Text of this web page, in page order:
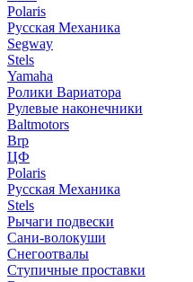
Polaris
Русская Механика
Segway
Stels
Yamaha
Ролики Вариатора
Рулевые наконечники
Baltmotors
Brp
ЦФ
Polaris
Русская Механика
Stels
Рычаги подвески
Сани-волокуши
Снегоотвалы
Ступичные проставки